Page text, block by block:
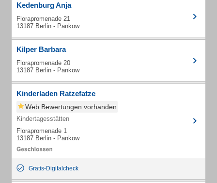
Kedenburg Anja
Florapromenade 21
13187 Berlin - Pankow
Kilper Barbara
Florapromenade 20
13187 Berlin - Pankow
Kinderladen Ratzefatze
Web Bewertungen vorhanden
Kindertagesstätten
Florapromenade 1
13187 Berlin - Pankow
Gratis-Digitalcheck